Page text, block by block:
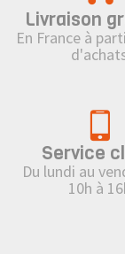
Livraison
En France à
Service
Du lundi au
10h à